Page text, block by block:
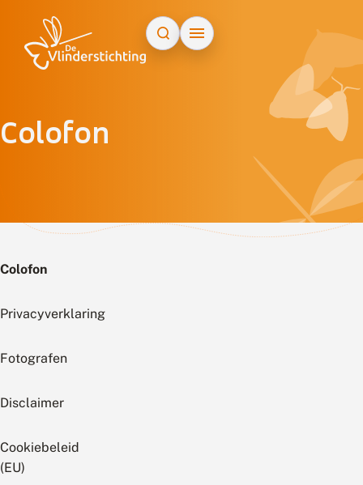
Colofon
Colofon
Privacyverklaring
Fotografen
Disclaimer
Cookiebeleid
(EU)